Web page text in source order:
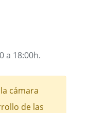
a 18:00h.
cámara
de las